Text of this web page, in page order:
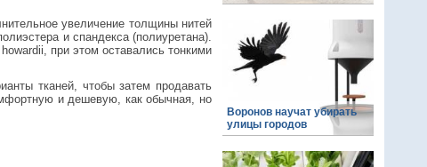
увеличение толщины нитей
и спандекса (полиуретана).
при этом оставались тонкими
тканей, чтобы затем продавать
и дешевую, как обычная, но
Воронов научат убирать
улицы городов